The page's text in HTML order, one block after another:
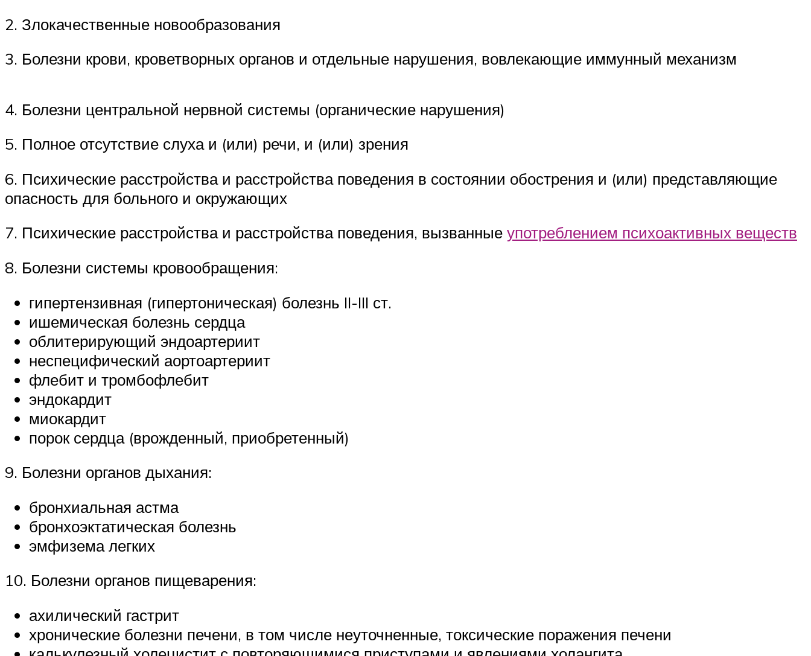
2. Злокачественные новообразования
3. Болезни крови, кроветворных органов и отдельные нарушения, вовлекающие иммунный механизм
4. Болезни центральной нервной системы (органические нарушения)
5. Полное отсутствие слуха и (или) речи, и (или) зрения
6. Психические расстройства и расстройства поведения в состоянии обострения и (или) представляющие
опасность для больного и окружающих
7. Психические расстройства и расстройства поведения, вызванные употреблением психоактивных веществ
8. Болезни системы кровообращения:
гипертензивная (гипертоническая) болезнь II-III ст.
ишемическая болезнь сердца
облитерирующий эндоартериит
неспецифический аортоартериит
флебит и тромбофлебит
эндокардит
миокардит
порок сердца (врожденный, приобретенный)
9. Болезни органов дыхания:
бронхиальная астма
бронхоэктатическая болезнь
эмфизема легких
10. Болезни органов пищеварения:
ахилический гастрит
хронические болезни печени, в том числе неуточненные, токсические поражения печени